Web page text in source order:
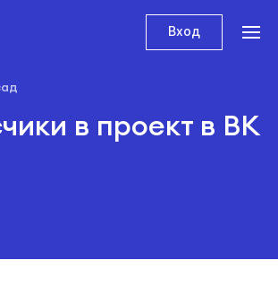
Вход
в проект в ВК